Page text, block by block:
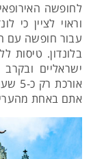
לחופשה
וראוי לציין כי
עבור חופשה עם
בלונדון. טיסות
ישראליים
אתם באחת